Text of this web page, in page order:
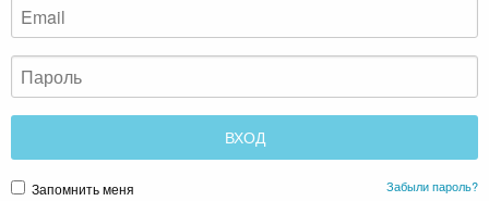
Запомнить меня Забыли пароль?